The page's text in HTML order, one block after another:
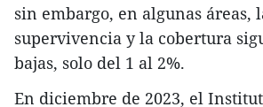
sin embargo, en algunas áreas,
supervivencia y la cobertura
bajas, solo del 1 al 2%.
En diciembre de 2023, el